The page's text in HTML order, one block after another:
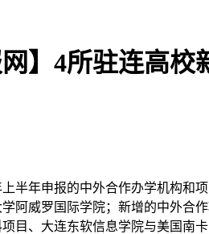
网】4所驻连高
半年申报的中外合作办学机构和
阿威罗国际学院；新增的中外合
目、大连东软信息学院与美国南